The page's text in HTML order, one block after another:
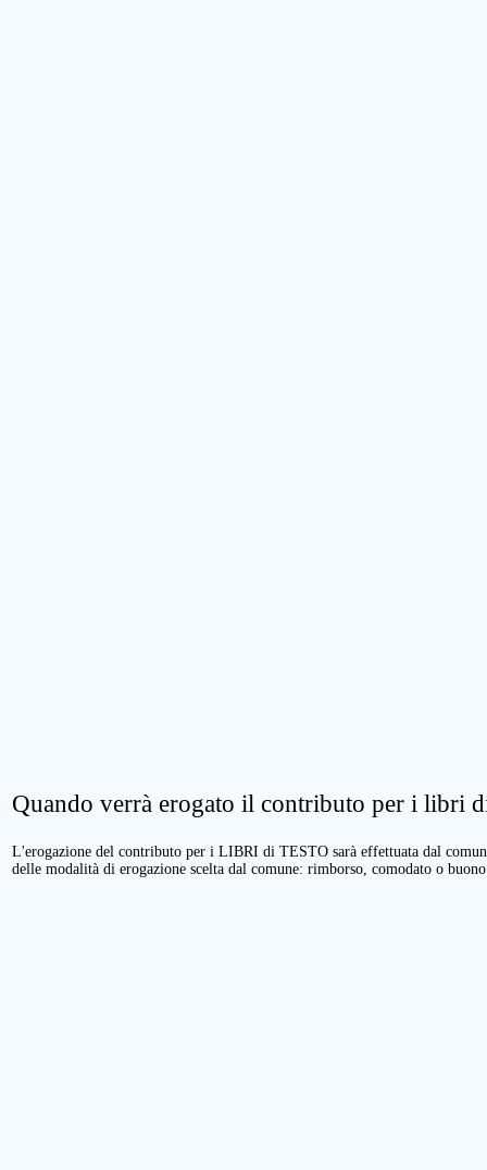
Quando verrà erogato il contributo per i libri
L'erogazione del contributo per i LIBRI di TESTO sarà effettuata dal
delle modalità di erogazione scelta dal comune: rimborso, comodato o